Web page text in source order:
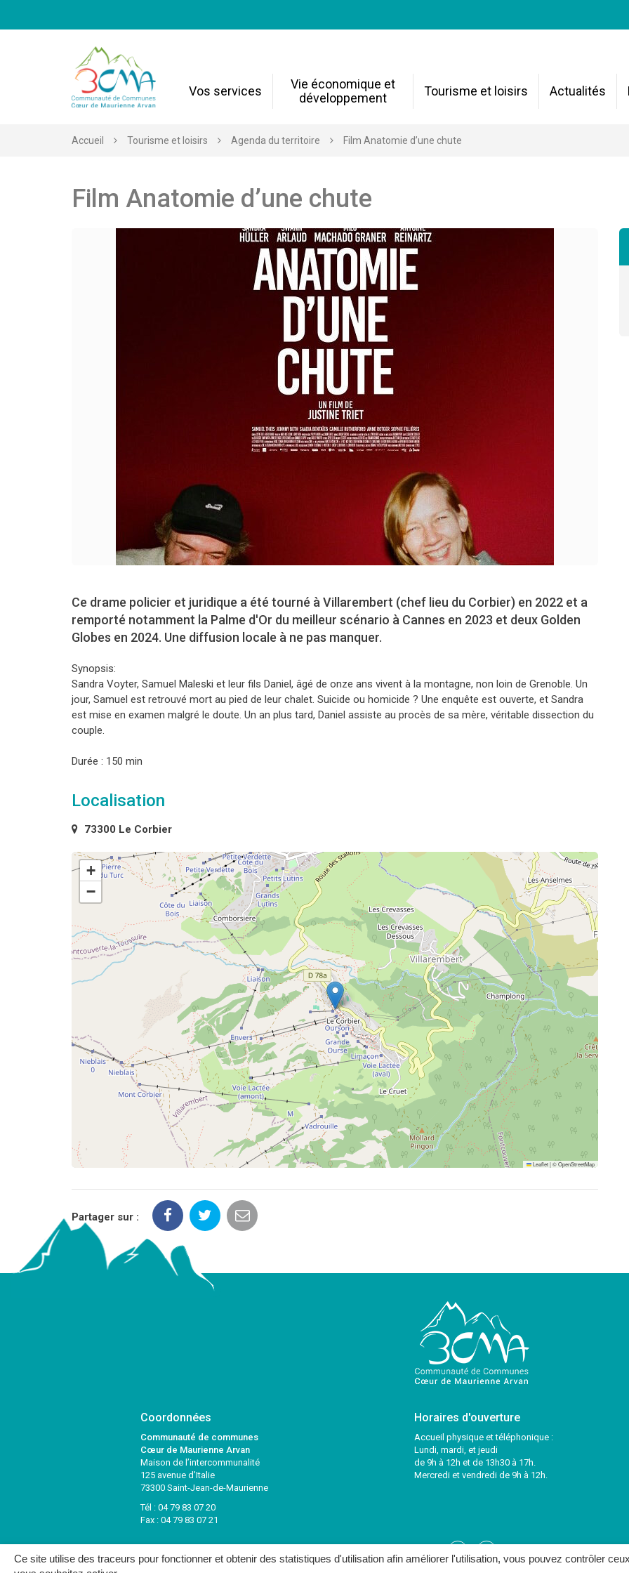
Ce site utilise des traceurs pour fonctionner et obtenir des statistiques d'utilisation afin améliorer l'utilisation, vous pouvez contrôler
Vos services
Vie économique et
développement
Tourisme et loisirs Actualités
Accueil Tourisme et loisirs Agenda du territoire Film Anatomie d’une chute
Film Anatomie d’une chute
Ce drame policier et juridique a été tourné à Villarembert (chef lieu du Corbier) en 2022 et a
remporté notamment la Palme d'Or du meilleur scénario à Cannes en 2023 et deux Golden
Globes en 2024. Une diffusion locale à ne pas manquer.
Synopsis:
Sandra Voyter, Samuel Maleski et leur fils Daniel, âgé de onze ans vivent à la montagne, non loin de Grenoble. Un
jour, Samuel est retrouvé mort au pied de leur chalet. Suicide ou homicide ? Une enquête est ouverte, et Sandra
est mise en examen malgré le doute. Un an plus tard, Daniel assiste au procès de sa mère, véritable dissection du
couple.
Durée : 150 min
Localisation
73300 Le Corbier
+
−
Leaflet|©OpenStreetMap
Partager sur :
Coordonnées
Communauté de communes
Cœur de Maurienne Arvan
Maison de l’intercommunalité
125 avenue d’Italie
73300 Saint-Jean-de-Maurienne
Tél : 04 79 83 07 20
Fax : 04 79 83 07 21
Horaires d'ouverture
Accueil physique et téléphonique :
Lundi, mardi, et jeudi
de 9h à 12h et de 13h30 à 17h.
Mercredi et vendredi de 9h à 12h.
vers
vers